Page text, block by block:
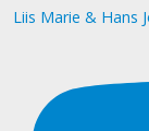
Liis Marie & Hans